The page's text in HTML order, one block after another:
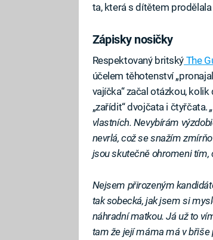
ta, která s dítětem
Zápisky nosičky
Respektovaný britský The
účelem těhotenství
vajíčka“ začal otázkou,
„zařídit“ dvojčata i čtyřčata.
vlastních. Nevybírám
nevrlá, což se snažím
jsou skutečně ohromeni tím,
Nejsem přirozeným
tak sobecká, jak jsem si
náhradní matkou. Já už to
tam že její máma má v břiše